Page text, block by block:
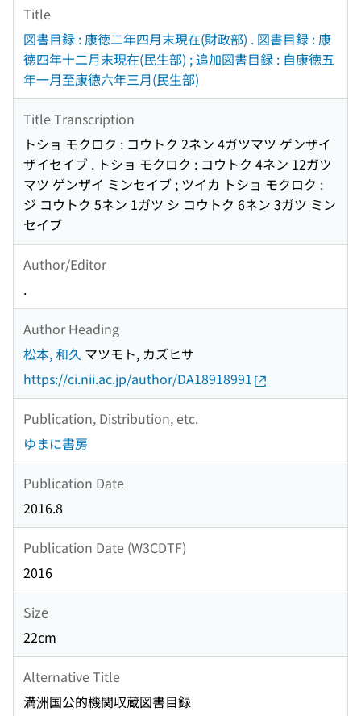
Title
図書目録 : 康徳二年四月末現在(財政部) . 図書目録 : 康
徳四年十二月末現在(民生部) ; 追加図書目録 : 自康徳五
年一月至康徳六年三月(民生部)
Title Transcription
トショ モクロク : コウトク 2ネン 4ガツマツ ゲンザイ
ザイセイブ . トショ モクロク : コウトク 4ネン 12ガツ
マツ ゲンザイ ミンセイブ ; ツイカ トショ モクロク :
ジ コウトク 5ネン 1ガツ シ コウトク 6ネン 3ガツ ミン
セイブ
Author/Editor
.
Author Heading
松本, 和久 マツモト, カズヒサ
https://ci.nii.ac.jp/author/DA18918991
Publication, Distribution, etc.
ゆまに書房
Publication Date
2016.8
Publication Date (W3CDTF)
2016
Size
22cm
Alternative Title
満洲国公的機関収蔵図書目録